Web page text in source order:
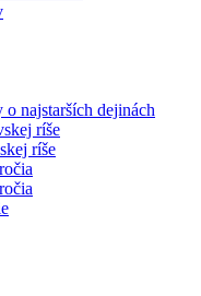
najstarších dejinách
ríše
ríše